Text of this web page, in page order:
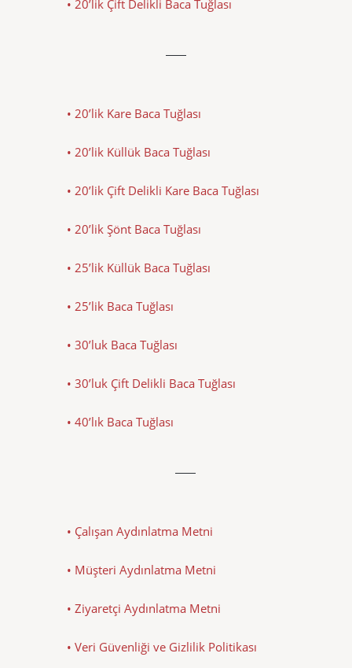
• 20’lik Çift Delikli Baca Tuğlası
• 20’lik Kare Baca Tuğlası
• 20’lik Küllük Baca Tuğlası
• 20’lik Çift Delikli Kare Baca Tuğlası
• 20’lik Şönt Baca Tuğlası
• 25’lik Küllük Baca Tuğlası
• 25’lik Baca Tuğlası
• 30’luk Baca Tuğlası
• 30’luk Çift Delikli Baca Tuğlası
• 40’lık Baca Tuğlası
• Çalışan Aydınlatma Metni
• Müşteri Aydınlatma Metni
• Ziyaretçi Aydınlatma Metni
• Veri Güvenliği ve Gizlilik Politikası